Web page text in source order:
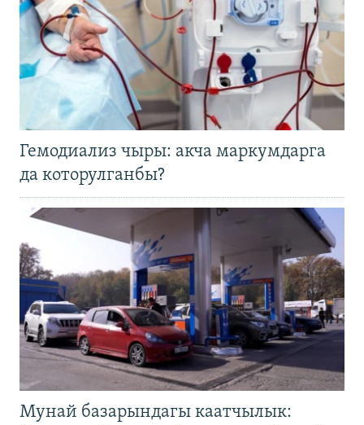
Гемодиализ чыры: акча маркумдарга
да которулганбы?
Мунай базарындагы каатчылык: